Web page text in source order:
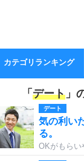
カテゴリランキング
「 デート 」
デート
気の利い
る。
OKがもらい